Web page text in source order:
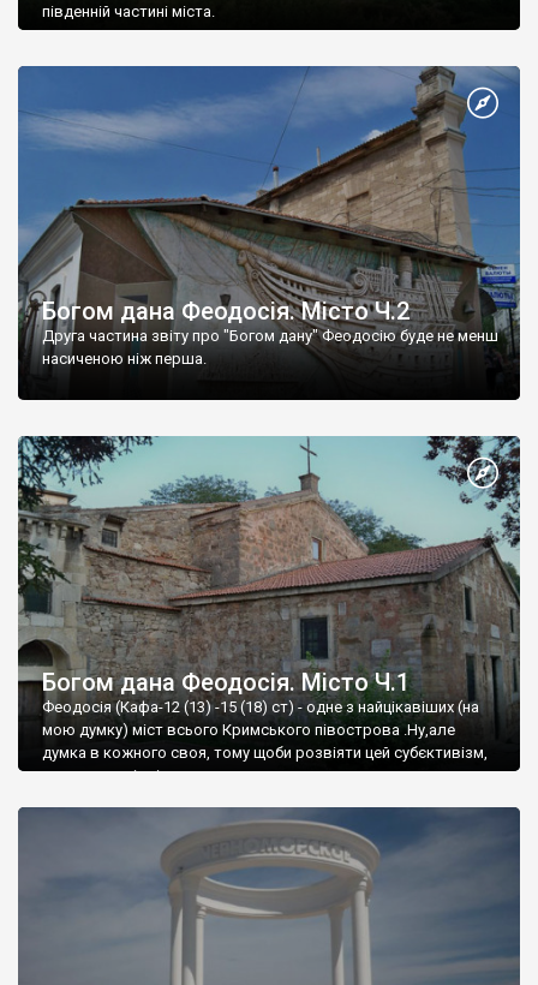
південній частині міста.
Богом дана Феодосія. Місто Ч.2
Друга частина звіту про "Богом дану" Феодосію буде не менш
насиченою ніж перша.
Богом дана Феодосія. Місто Ч.1
Феодосія (Кафа-12 (13) -15 (18) ст) - одне з найцікавіших (на
мою думку) міст всього Кримського півострова .Ну,але
думка в кожного своя, тому щоби розвіяти цей субєктивізм,
запрошую відвідати це